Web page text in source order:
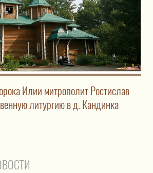
Илии митрополит Ростислав
литургию в д. Кандинка